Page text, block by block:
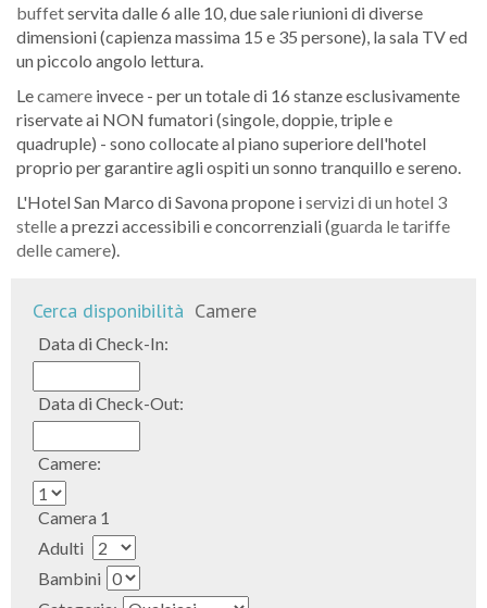
buffetservita dalle 6 alle 10, due sale riunioni di diverse
dimensioni (capienza massima 15 e 35 persone), la sala TV ed
un piccolo angolo lettura.
Lecamere invece - per un totale di 16 stanze esclusivamente
riservate ai NON fumatori (singole, doppie, triple e
quadruple) - sono collocate al piano superiore dell'hotel
proprio per garantire agli ospiti un sonno tranquillo e sereno.
L'Hotel San Marco di Savona propone iservizi di un hotel 3
stellea prezzi accessibili e concorrenziali (guarda le tariffe
delle camere).
Cerca disponibilità Camere
Data di Check-In:
Data di Check-Out:
Camere:
Camera 1
Adulti
Bambini